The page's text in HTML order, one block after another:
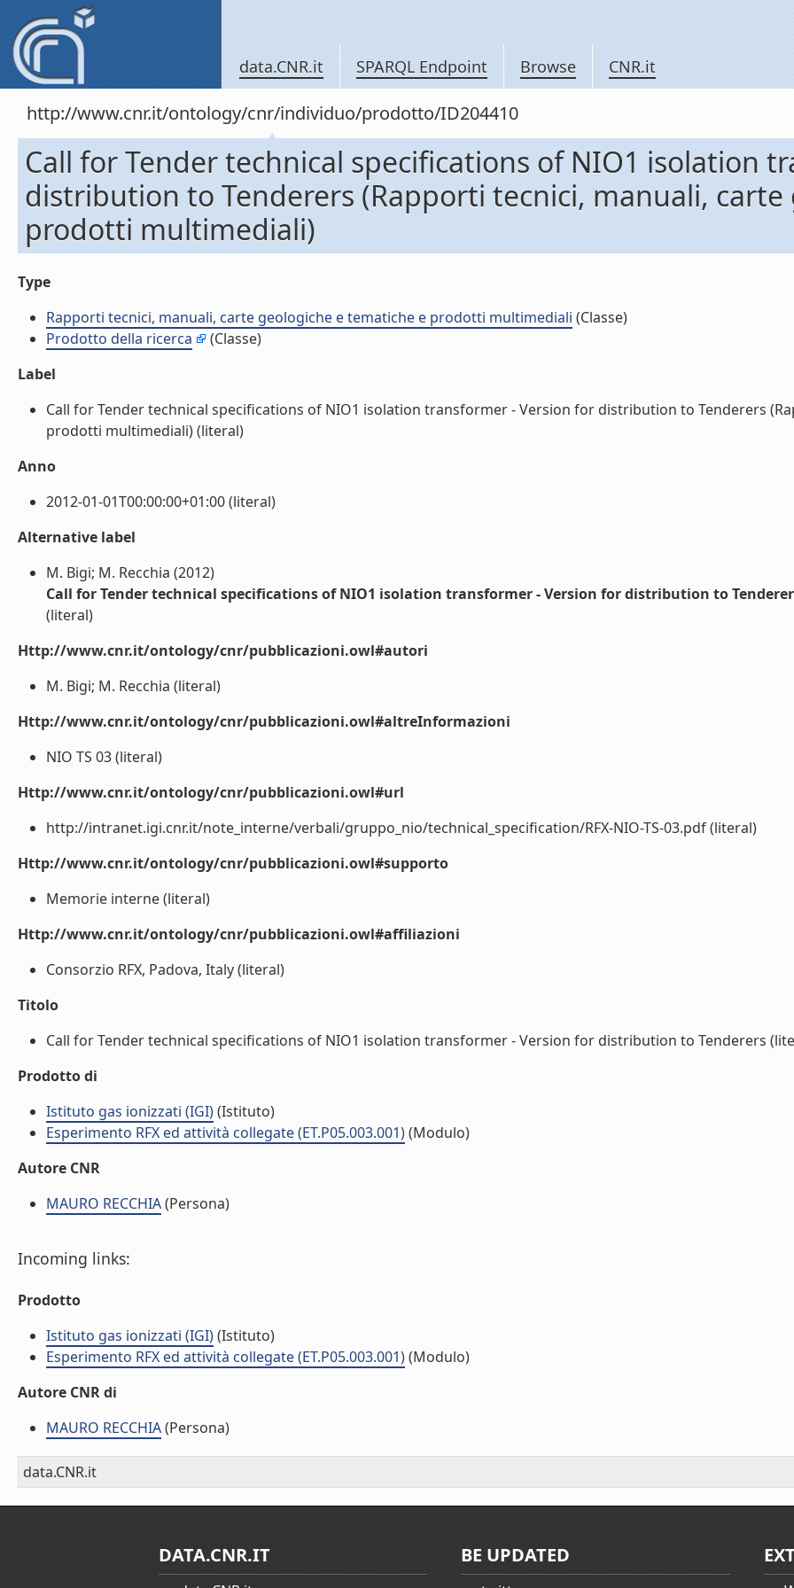
data.CNR.it SPARQL Endpoint Browse CNR.it
http://www.cnr.it/ontology/cnr/individuo/prodotto/ID204410
Call for Tender technical specifications of NIO1 isolation
distribution to Tenderers (Rapporti tecnici, manuali,
prodotti multimediali)
Type
Rapporti tecnici, manuali, carte geologiche e tematiche e prodotti multimediali (Classe)
Prodotto della ricerca
(Classe)
Label
Call for Tender technical specifications of NIO1 isolation transformer - Version for distribution to Tenderers
prodotti multimediali) (literal)
Anno
2012-01-01T00:00:00+01:00 (literal)
Alternative label
M. Bigi; M. Recchia (2012)
Call for Tender technical specifications of NIO1 isolation transformer - Version for distribution to
(literal)
Http://www.cnr.it/ontology/cnr/pubblicazioni.owl#autori
M. Bigi; M. Recchia (literal)
Http://www.cnr.it/ontology/cnr/pubblicazioni.owl#altreInformazioni
NIO TS 03 (literal)
Http://www.cnr.it/ontology/cnr/pubblicazioni.owl#url
http://intranet.igi.cnr.it/note_interne/verbali/gruppo_nio/technical_specification/RFX-NIO-TS-03.pdf (literal)
Http://www.cnr.it/ontology/cnr/pubblicazioni.owl#supporto
Memorie interne (literal)
Http://www.cnr.it/ontology/cnr/pubblicazioni.owl#affiliazioni
Consorzio RFX, Padova, Italy (literal)
Titolo
Call for Tender technical specifications of NIO1 isolation transformer - Version for distribution to Tenderers
Prodotto di
Istituto gas ionizzati (IGI)(Istituto)
Esperimento RFX ed attività collegate (ET.P05.003.001)(Modulo)
Autore CNR
MAURO RECCHIA(Persona)
Incoming links:
Prodotto
Istituto gas ionizzati (IGI)(Istituto)
Esperimento RFX ed attività collegate (ET.P05.003.001)(Modulo)
Autore CNR di
MAURO RECCHIA(Persona)
data.CNR.it
DATA.CNR.IT BE UPDATED